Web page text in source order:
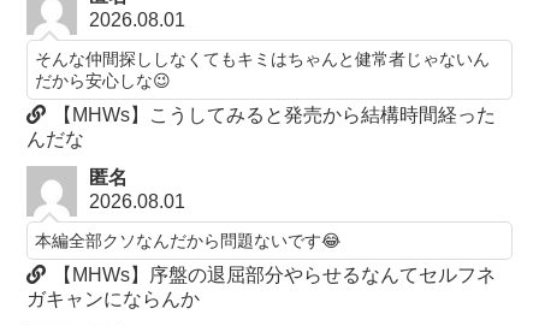
2026.08.01
そんな仲間探ししなくてもキミはちゃんと健常者じゃないん
だから安心しな😉
【MHWs】こうしてみると発売から結構時間経った
んだな
匿名
2026.08.01
本編全部クソなんだから問題ないです😂
【MHWs】序盤の退屈部分やらせるなんてセルフネ
ガキャンにならんか